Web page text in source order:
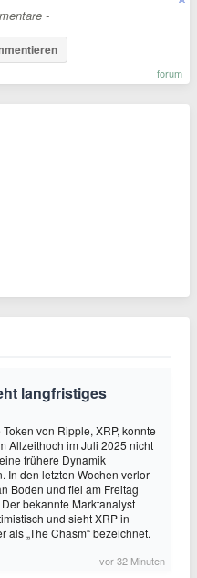
-
forum
langfristiges
von Ripple, XRP, konnte
Allzeithoch im Juli 2025 nicht
frühere Dynamik
In den letzten Wochen verlor
Boden und fiel am Freitag
bekannte Marktanalyst
und sieht XRP in
„The Chasm“ bezeichnet.
vor 32 Minuten